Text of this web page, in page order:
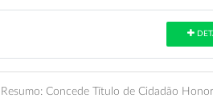
Resumo: Concede Título de Cidadão